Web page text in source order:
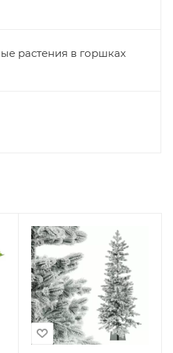
растения в горшках